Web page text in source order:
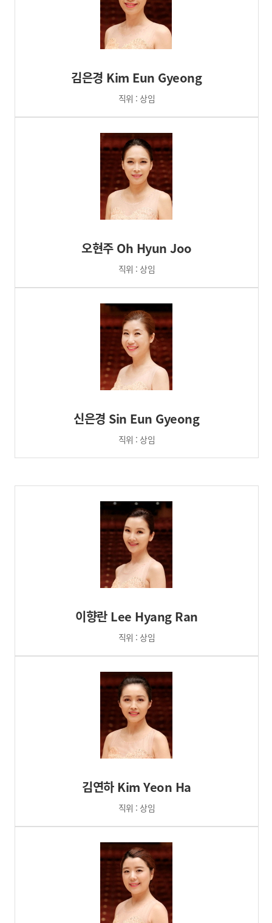
김은경 Kim Eun Gyeong
직위 : 상임
오현주 Oh Hyun Joo
직위 : 상임
신은경 Sin Eun Gyeong
직위 : 상임
이향란 Lee Hyang Ran
직위 : 상임
김연하 Kim Yeon Ha
직위 : 상임